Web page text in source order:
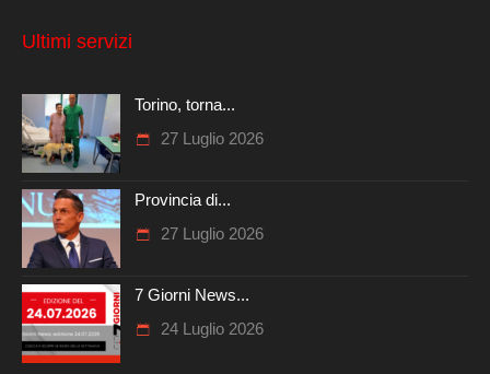
Ultimi servizi
Torino, torna...
27 Luglio 2026
Provincia di...
27 Luglio 2026
7 Giorni News...
24 Luglio 2026